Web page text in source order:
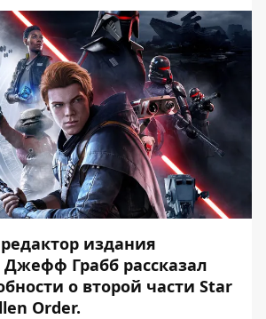
издания
Грабб рассказал
о второй части Star
Order.